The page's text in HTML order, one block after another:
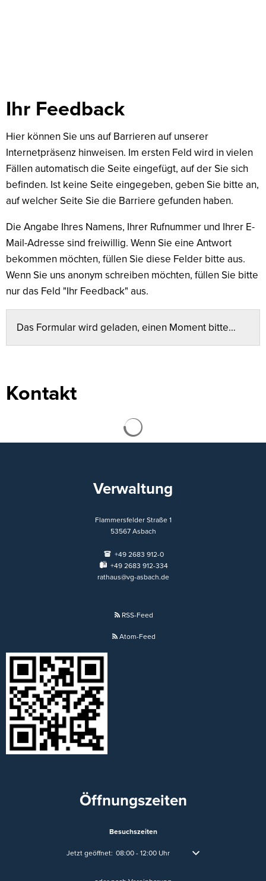
Feedback
Ihr Feedback
Hier können Sie uns auf Barrieren auf unserer
Internetpräsenz hinweisen. Im ersten Feld wird in vielen
Fällen automatisch die Seite eingefügt, auf der Sie sich
befinden. Ist keine Seite eingegeben, geben Sie bitte an,
auf welcher Seite Sie die Barriere gefunden haben.
Die Angabe Ihres Namens, Ihrer Rufnummer und Ihrer E-
Mail-Adresse sind freiwillig. Wenn Sie eine Antwort
bekommen möchten, füllen Sie diese Felder bitte aus.
Wenn Sie uns anonym schreiben möchten, füllen Sie bitte
nur das Feld "Ihr Feedback" aus.
Das Formular wird geladen, einen Moment bitte…
Kontakt
Verwaltung
Flammersfelder Straße 1
53567 Asbach
+49 2683 912-0
+49 2683 912-334
rathaus@vg-asbach.de
RSS-Feed
Atom-Feed
Öffnungszeiten
Besuchszeiten
Klicken, um weitere Öffnungs- oder Schließzeiten
Jetzt geöffnet: 08:00 - 12:00 Uhr Von 08:00 bis 12:00 Uhr